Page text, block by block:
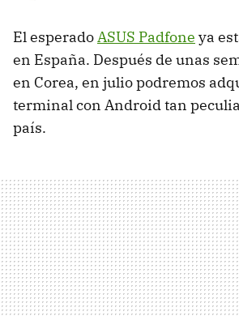
El esperadoASUS Padfone ya
en España. Después de unas
en Corea, en julio podremos
terminal con Android tan
país.